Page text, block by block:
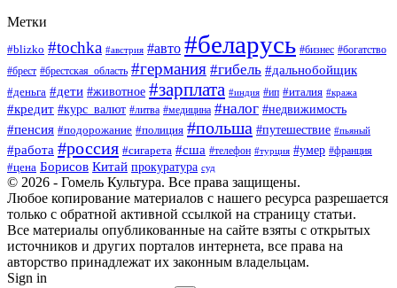
Метки
#blizko #tochka #австрия #авто #беларусь #бизнес #богатство
#брест #брестская_область #германия #гибель #дальнобойщик
#деньга #дети #животное #зарплата #индия #ип #италия #кража
#кредит #курс_валют #литва #медицина #налог #недвижимость
#пенсия #подорожание #полиция #польша #путешествие #пьяный
#работа #россия #сигарета #сша #телефон #турция #умер #франция
#цена Борисов Китай прокуратура суд
© 2026 - Гомель Культура. Все права защищены.
Любое копирование материалов с нашего ресурса разрешается
только с обратной активной ссылкой на страницу статьи.
Все материалы опубликованные на сайте взяты с открытых
источников и других порталов интернета, все права на
авторство принадлежат их законным владельцам.
Sign in